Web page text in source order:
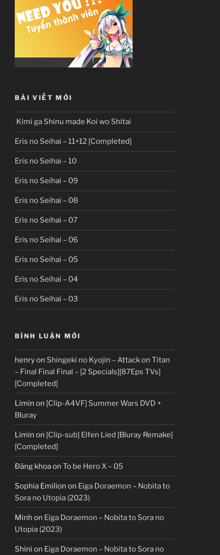
BÀI VIẾT MỚI
Kimi ga Shinu made Koi wo Shitai
Eris no Seihai – 11+12 [Completed]
Eris no Seihai – 10
Eris no Seihai – 09
Eris no Seihai – 08
Eris no Seihai – 07
Eris no Seihai – 06
Eris no Seihai – 05
Eris no Seihai – 04
Eris no Seihai – 03
BÌNH LUẬN MỚI
henryon Shingeki no Kyojin – Attack on Titan
– Final Final Final – [2 Specials][87Eps TVs]
[Completed]
Limin on [Clip-A4VF] Summer Wars DVD +
Bluray
Limin on [Clip-sub] Elfen Lied [Bluray Remake]
[Completed]
Đăng khoaon To be Hero X – 05
Sophia Emilion on Eiga Doraemon – Nobita to
Sora no Utopia (2023)
Minh on Eiga Doraemon – Nobita to Sora no
Utopia (2023)
Shini on Eiga Doraemon – Nobita to Sora no